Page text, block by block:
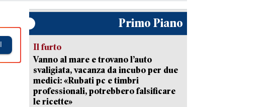
Primo Piano
Il furto
Vanno al mare e trovano l’auto
svaligiata, vacanza da incubo per due
medici: «Rubati pc e timbri
professionali, potrebbero falsificare
le ricette»